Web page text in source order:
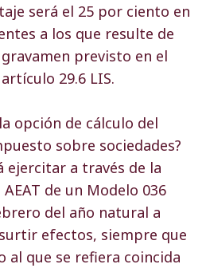
será el 25 por ciento en
a los que resulte de
previsto en el
29.6 LIS.
opción de cálculo del
sobre sociedades?
ejercitar a través de la
de un Modelo 036
del año natural a
efectos, siempre que
que se refiera coincida